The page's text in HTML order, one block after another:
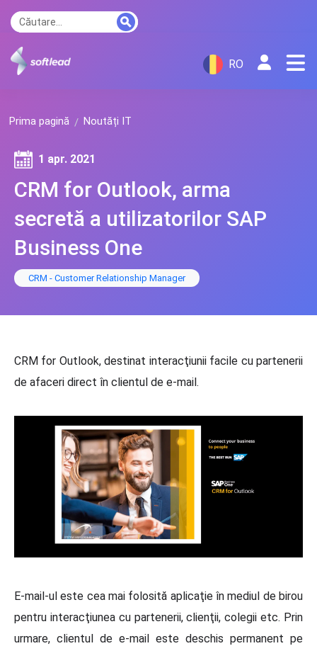
RO
Prima pagină Noutăți IT
CRM for Outlook, arma
secretă a utilizatorilor SAP
Business One
1 apr. 2021
CRM - Customer Relationship Manager
CRM for Outlook, destinat interacţiunii facile cu partenerii
de afaceri direct în clientul de e-mail.
E-mail-ul este cea mai folosită aplicaţie în mediul de birou
pentru interacţiunea cu partenerii, clienţii, colegii etc. Prin
urmare, clientul de e-mail este deschis permanent pe